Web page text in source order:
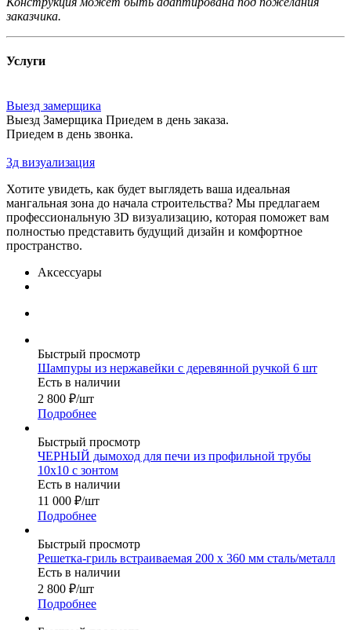
заказчика.
Услуги
Выезд замерщика
Выезд Замерщика Приедем в день заказа.
Приедем в день звонка.
3д визуализация
Хотите увидеть, как будет выглядеть ваша идеальная
мангальная зона до начала строительства? Мы предлагаем
профессиональную 3D визуализацию, которая поможет вам
полностью представить будущий дизайн и комфортное
пространство.
Аксессуары
Быстрый просмотр
Шампуры из нержавейки с деревянной ручкой 6 шт
Есть в наличии
2 800 ₽/шт
Подробнее
Быстрый просмотр
ЧЕРНЫЙ дымоход для печи из профильной трубы
10х10 с зонтом
Есть в наличии
11 000 ₽/шт
Подробнее
Быстрый просмотр
Решетка-гриль встраиваемая 200 х 360 мм сталь/металл
Есть в наличии
2 800 ₽/шт
Подробнее